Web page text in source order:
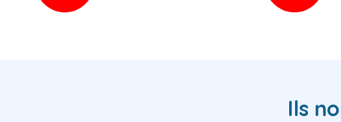
Ils